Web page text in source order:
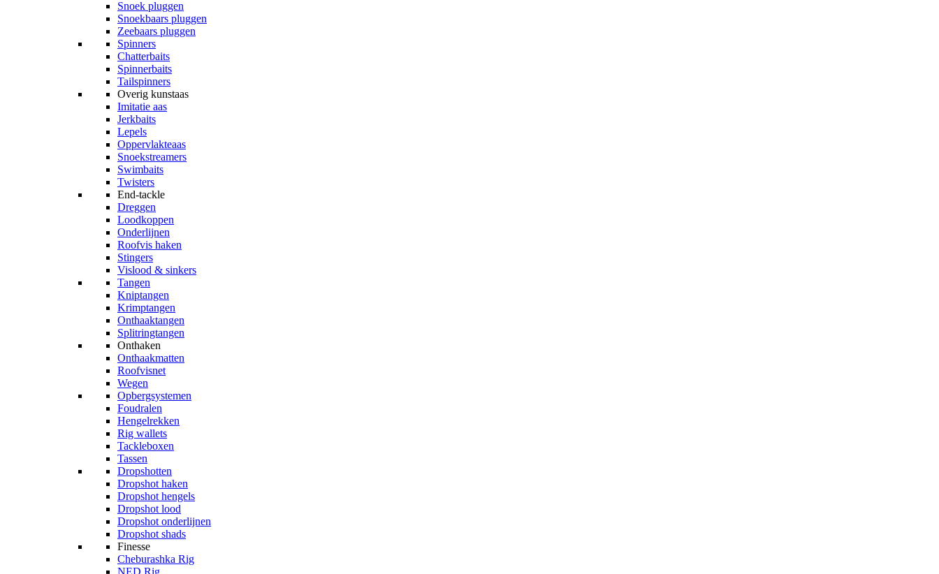
Snoek pluggen
Snoekbaars pluggen
Zeebaars pluggen
Spinners
Chatterbaits
Spinnerbaits
Tailspinners
Overig kunstaas
Imitatie aas
Jerkbaits
Lepels
Oppervlakteaas
Snoekstreamers
Swimbaits
Twisters
End-tackle
Dreggen
Loodkoppen
Onderlijnen
Roofvis haken
Stingers
Vislood & sinkers
Tangen
Kniptangen
Krimptangen
Onthaaktangen
Splitringtangen
Onthaken
Onthaakmatten
Roofvisnet
Wegen
Opbergsystemen
Foudralen
Hengelrekken
Rig wallets
Tackleboxen
Tassen
Dropshotten
Dropshot haken
Dropshot hengels
Dropshot lood
Dropshot onderlijnen
Dropshot shads
Finesse
Cheburashka Rig
NED Rig